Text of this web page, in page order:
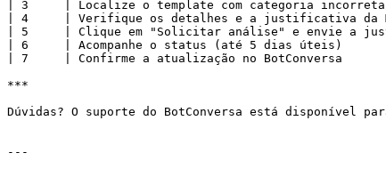
| 3     | Localize o template com categoria
| 4     | Verifique os detalhes e a justificativa
| 5     | Clique em "Solicitar análise" e envie a
| 6     | Acompanhe o status (até 5 dias
| 7     | Confirme a atualização no
***
Dúvidas? O suporte do BotConversa está disponível
---